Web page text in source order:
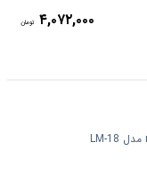
۴,۰۷۲,۰۰۰ تومان